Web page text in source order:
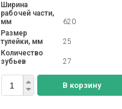
Ширина
рабочей части,
мм
620
Размер
тулейки, мм
25
Количество
зубьев
27
В корзину